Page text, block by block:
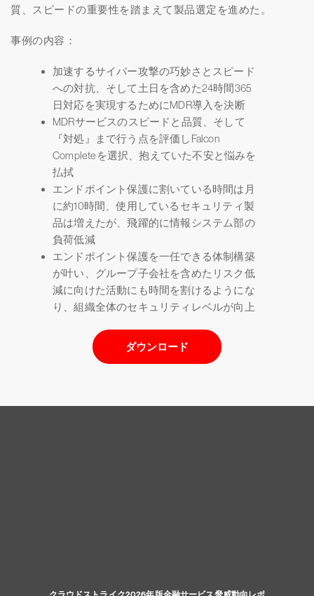
質、スピードの重要性を踏まえて製品選定を進めた。
事例の内容：
加速するサイバー攻撃の巧妙さとスピード
への対抗、そして土日を含めた24時間365
日対応を実現するためにMDR導入を決断
MDRサービスのスピードと品質、そして
『対処』まで行う点を評価しFalcon
Completeを選択、抱えていた不安と悩みを
払拭
エンドポイント保護に割いている時間は月
に約10時間、使用しているセキュリティ製
品は増えたが、飛躍的に情報システム部の
負荷低減
エンドポイント保護を一任できる体制構築
が叶い、グループ子会社を含めたリスク低
減に向けた活動にも時間を割けるようにな
り、組織全体のセキュリティレベルが向上
ダウンロード